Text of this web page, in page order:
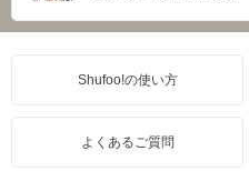
Shufoo!の使い方
よくあるご質問